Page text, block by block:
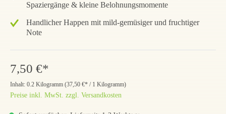
Spaziergänge & kleine Belohnungsmomente
Handlicher Happen mit mild-gemüsiger und fruchtiger
Note
7,50 €*
Inhalt: 0.2 Kilogramm (37,50 €* / 1 Kilogramm)
Preise inkl. MwSt. zzgl. Versandkosten